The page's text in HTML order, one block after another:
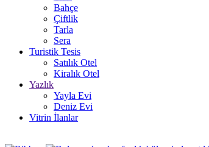
Bahçe
Çiftlik
Tarla
Sera
Turistik Tesis
Satılık Otel
Kiralık Otel
Yazlık
Yayla Evi
Deniz Evi
Vitrin İlanlar